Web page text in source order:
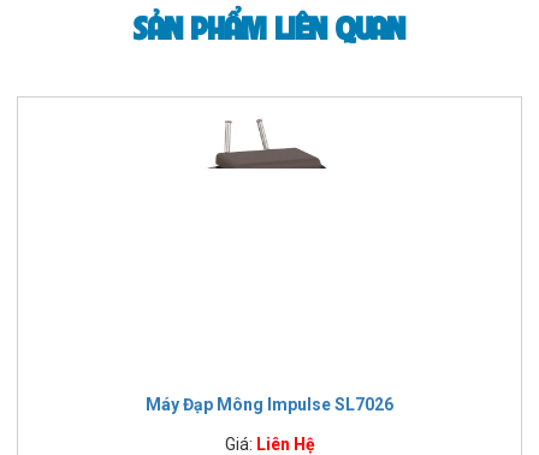
SẢN PHẨM LIÊN QUAN
Máy Đạp Mông Impulse SL7026
Giá: Liên Hệ